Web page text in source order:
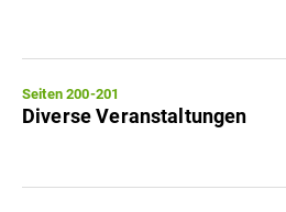
Seiten 200-201
Diverse Veranstaltungen